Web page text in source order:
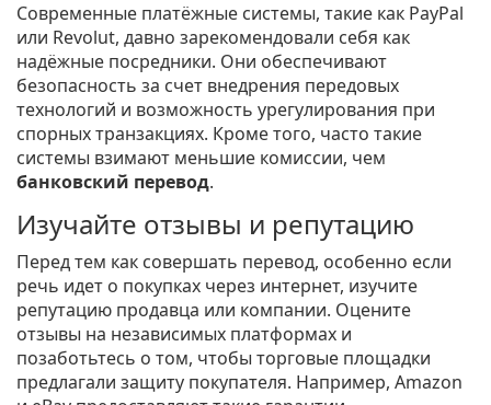
Современные платёжные системы, такие как PayPal
или Revolut, давно зарекомендовали себя как
надёжные посредники. Они обеспечивают
безопасность за счет внедрения передовых
технологий и возможность урегулирования при
спорных транзакциях. Кроме того, часто такие
системы взимают меньшие комиссии, чем
банковский перевод.
Изучайте отзывы и репутацию
Перед тем как совершать перевод, особенно если
речь идет о покупках через интернет, изучите
репутацию продавца или компании. Оцените
отзывы на независимых платформах и
позаботьтесь о том, чтобы торговые площадки
предлагали защиту покупателя. Например, Amazon